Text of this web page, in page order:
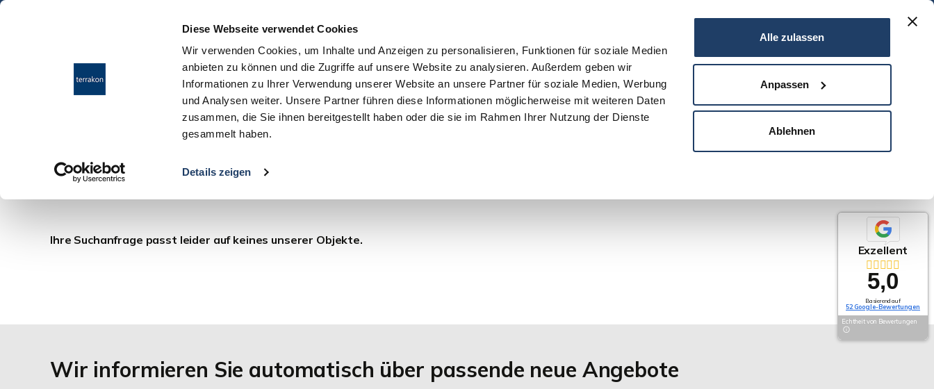
Diese Webseite verwendet Cookies
Wir verwenden Cookies, um Inhalte und Anzeigen zu personalisieren, Funktionen für soziale Medien
anbieten zu können und die Zugriffe auf unsere Website zu analysieren. Außerdem geben wir
Informationen zu Ihrer Verwendung unserer Website an unsere Partner für soziale Medien, Werbung
und Analysen weiter. Unsere Partner führen diese Informationen möglicherweise mit weiteren Daten
zusammen, die Sie ihnen bereitgestellt haben oder die sie im Rahmen Ihrer Nutzung der Dienste
gesammelt haben.
Details zeigen
Alle zulassen
Anpassen
Ablehnen
START IMMOBILIEN EIGENTÜMER INTERESSENTEN
kaufen Griesheim
Ihre Suchanfrage passt leider auf keines unserer Objekte.
Wir informieren Sie automatisch über passende neue Angebote
Exzellent
5,0
Basierend auf
52 Google-Bewertungen
Echtheit von Bewertungen